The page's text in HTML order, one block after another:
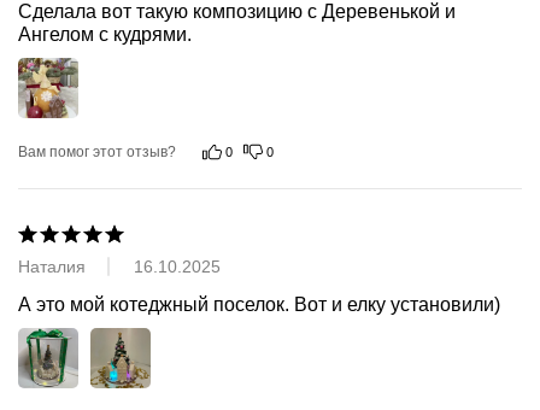
Сделала вот такую композицию с Деревенькой и
Ангелом с кудрями.
Вам помог этот отзыв? 0 0
Наталия 16.10.2025
А это мой котеджный поселок. Вот и елку установили)